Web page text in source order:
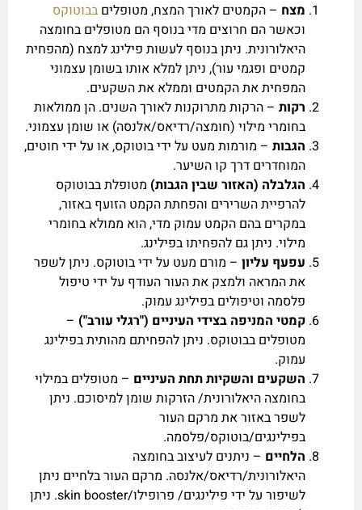
מצח – הקמטים לאורך המצח, מטופלים בבוטוקס
וכאשר הם חרוצים מדי בנוסף הם מטופלים בחומצה
היאלורונית. ניתן בנוסף לעשות פילינג למצח (מהפחית
קמטים ופגמי עור), ניתן למלא אותו בשומן עצמוני
המפחית את הקמטים וממלא את השקעים.
רקות – הרקות מתרוקנות לאורך השנים. הן ממולאות
בחומרי מילוי (חומצה/רדיאס/אלנסה) או שומן עצמוני.
הגבות – מורמות מעט על ידי בוטוקס, או על ידי חוטים,
המוחדרים דרך קו השיער.
הגלבלה (האזור שבין הגבות) מטופלת בבוטוקס
להרפיית השרירים והפחתת הקמט הזועף באזור,
במקרים בהם הקמט עמוק מדי, הוא ממולא בחומרי
מילוי. ניתן גם להפחיתו בפילינג.
עפעף עליון – מורם מעט על ידי בוטוקס. ניתן לשפר
את המראה ולמצק את העור העודף על ידי טיפול
פלסמה וטיפולים בפילינג עמוק.
קמטי המניפה בצידי העיניים ("רגלי עורב") –
מטופלים בבוטוקס. ניתן להפחיתם מהותית בפילינג
עמוק.
השקעים והשקיות תחת העיניים – מטופלים במילוי
בחומצה היאלורונית/ הזרקות שומן למיסוכם. ניתן
לשפר באזור את מרקם העור
בפילינגים/בוטוקס/פלסמה.
הלחיים – ניתנים לעיצוב בחומצה
היאלורונית/רדיאס/אלנסה. מרקם העור בלחיים ניתן
לשיפור על ידי פילינגים/ פרופילו/skin booster. ניתן